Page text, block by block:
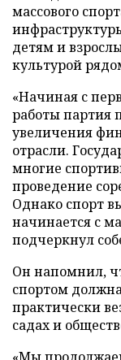
массового
детям и
культурой
«Начиная с
работы партия
увеличения
отрасли.
многие
проведение
Однако спорт
начинается с
подчеркнул
Он напомнил,
спортом
практически
садах и